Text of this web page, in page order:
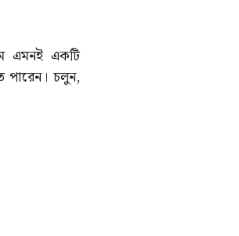
এমনই একটি
পারেন। চলুন,